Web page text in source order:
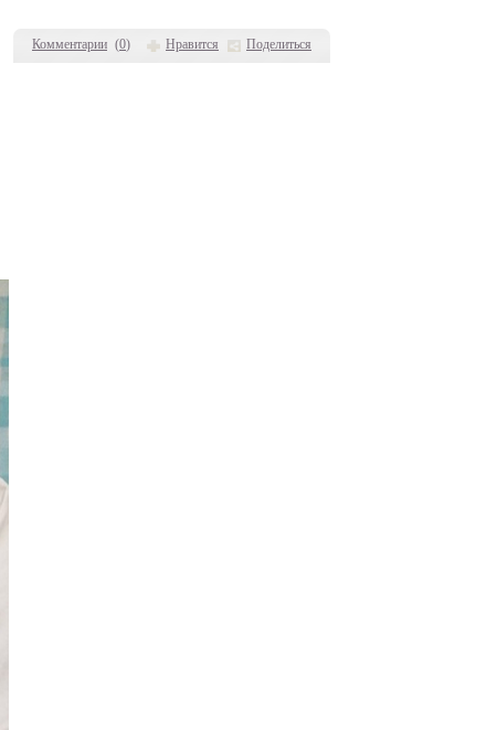
Комментарии (0) Нравится Поделиться